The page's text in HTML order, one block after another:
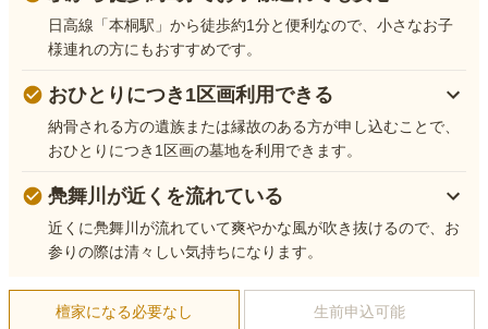
日高線「本桐駅」から徒歩約1分と便利なので、小さなお子
様連れの方にもおすすめです。
おひとりにつき1区画利用できる
納骨される方の遺族または縁故のある方が申し込むことで、
おひとりにつき1区画の墓地を利用できます。
鳧舞川が近くを流れている
近くに鳧舞川が流れていて爽やかな風が吹き抜けるので、お
参りの際は清々しい気持ちになります。
檀家になる必要なし 生前申込可能